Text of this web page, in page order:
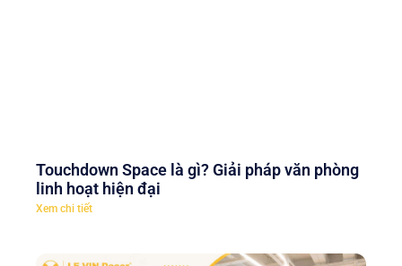
Touchdown Space là gì? Giải pháp văn phòng
linh hoạt hiện đại
Xem chi tiết